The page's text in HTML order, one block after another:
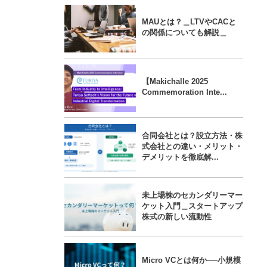
MAUとは？＿LTVやCACと
の関係についても解説＿
【Makichalle 2025
Commemoration Inte...
合同会社とは？設立方法・株
式会社との違い・メリット・
デメリットを徹底解...
未上場株のセカンダリーマー
ケット入門＿スタートアップ
株式の新しい流動性
Micro VCとは何か──小規模